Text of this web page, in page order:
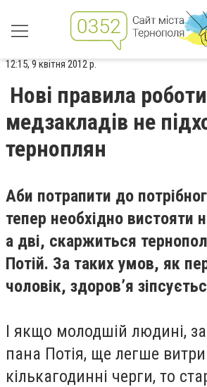
12:15, 9 квітня 2012 р.
Нові правила роботи
медзакладів не
терноплян
Аби потрапити до
тепер необхідно вистояти
а дві, скаржиться
Потій. За таких умов, як
чоловік, здоров’я
І якщо молодшій людині,
пана Потія, ще легше
кількагодинні черги, то